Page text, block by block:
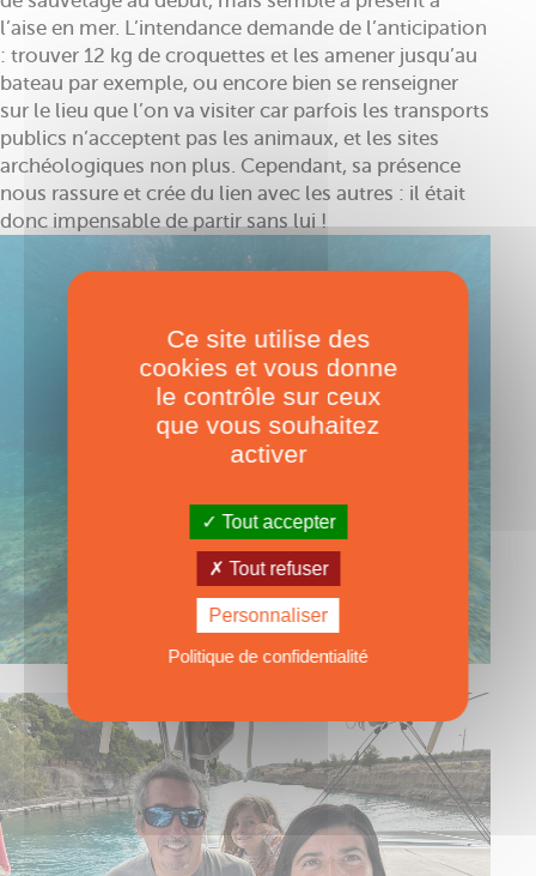
l’aise en mer. L’intendance demande de l’anticipation
: trouver 12 kg de croquettes et les amener jusqu’au
bateau par exemple, ou encore bien se renseigner
sur le lieu que l’on va visiter car parfois les transports
publics n’acceptent pas les animaux, et les sites
archéologiques non plus. Cependant, sa présence
nous rassure et crée du lien avec les autres : il était
donc impensable de partir sans lui !
Ce site utilise des
cookies et vous donne
le contrôle sur ceux
que vous souhaitez
activer
Tout accepter
Tout refuser
Personnaliser
Politique de confidentialité